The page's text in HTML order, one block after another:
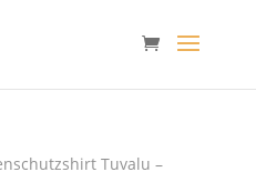
Tuvalu –